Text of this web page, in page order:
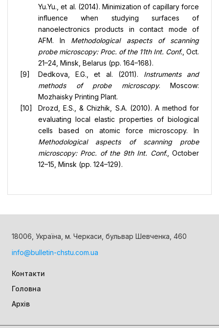
Yu.Yu., et al. (2014). Minimization of capillary force
influence when studying surfaces of
nanoelectronics products in contact mode of
AFM. In Methodological aspects of scanning
probe microscopy: Proc. of the 11th Int. Conf. , Oct.
21–24, Minsk, Belarus (pp. 164–168).
Dedkova, E.G., et al. (2011). Instruments and
methods of probe microscopy. Moscow:
Mozhaisky Printing Plant.
Drozd, E.S., & Chizhik, S.A. (2010). A method for
evaluating local elastic properties of biological
cells based on atomic force microscopy. In
Methodological aspects of scanning probe
microscopy: Proc. of the 9th Int. Conf., October
12–15, Minsk (pp. 124–129).
18006, Україна, м. Черкаси, бульвар Шевченка, 460
info@bulletin-chstu.com.ua
Контакти
Головна
Архів